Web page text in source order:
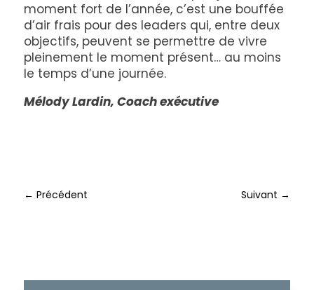
moment fort de l’année, c’est une bouffée
d’air frais pour des leaders qui, entre deux
objectifs, peuvent se permettre de vivre
pleinement le moment présent… au moins
le temps d’une journée.
Mélody Lardin, Coach exécutive
← Précédent Suivant →